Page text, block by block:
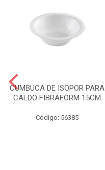
CUMBUCA DE ISOPOR PARA
CALDO FIBRAFORM 15CM
Código: 56385